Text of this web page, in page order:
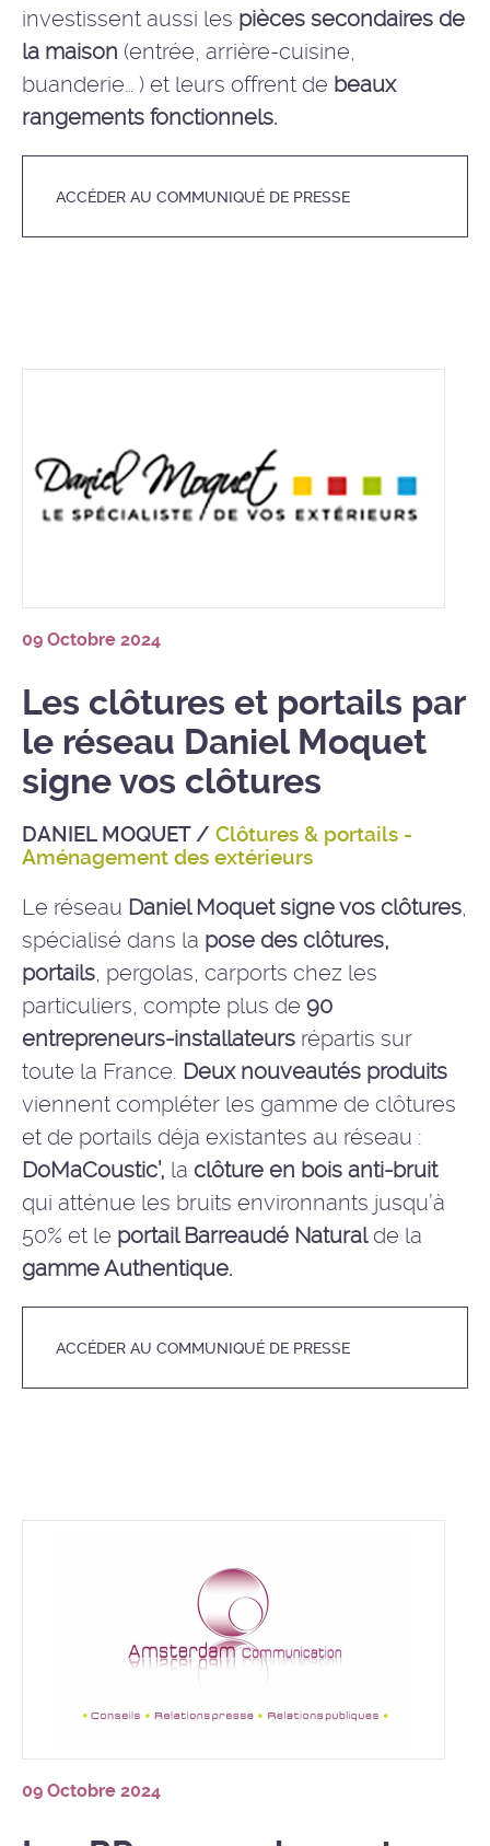
investissent aussi les pièces secondaires de
la maison (entrée, arrière-cuisine,
buanderie… ) et leurs offrent de beaux
rangements fonctionnels.
ACCÉDER AU COMMUNIQUÉ DE PRESSE
09 Octobre 2024
Les clôtures et portails par
le réseau Daniel Moquet
signe vos clôtures
DANIEL MOQUET/ Clôtures & portails -
Aménagement des extérieurs
Le réseau Daniel Moquet signe vos clôtures,
spécialisé dans la pose des clôtures,
portails, pergolas, carports chez les
particuliers, compte plus de 90
entrepreneurs-installateurs répartis sur
toute la France. Deux nouveautés produits
viennent compléter les gamme de clôtures
et de portails déja existantes au réseau :
DoMaCoustic’, la clôture en bois anti-bruit
qui atténue les bruits environnants jusqu’à
50% et le portail Barreaudé Naturalde la
gamme Authentique.
ACCÉDER AU COMMUNIQUÉ DE PRESSE
09 Octobre 2024